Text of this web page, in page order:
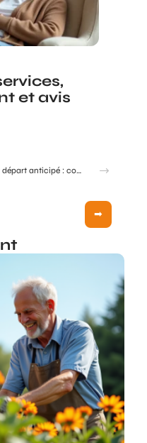
et avis
Comment mettre à jour mes données retraite via mon compte Agirc Arrco par France Connect ?